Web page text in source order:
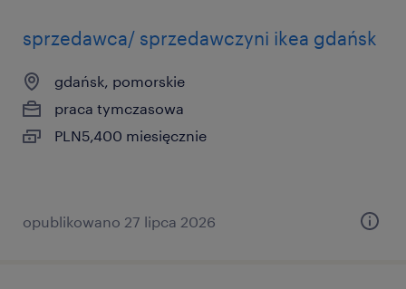
sprzedawca/ sprzedawczyni ikea gdańsk
gdańsk, pomorskie
praca tymczasowa
PLN5,400 miesięcznie
opublikowano 27 lipca 2026